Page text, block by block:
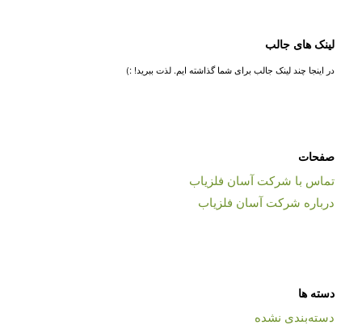
لینک های جالب
در اینجا چند لینک جالب برای شما گذاشته ایم. لذت ببرید! :)
صفحات
تماس با شرکت آسان فلزیاب
درباره شرکت آسان فلزیاب
دسته ها
دسته‌بندی نشده